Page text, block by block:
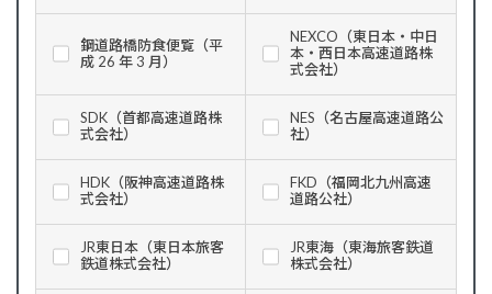
鋼道路橋防食便覧（平
成 26 年 3 月）
NEXCO（東日本・中日
本・西日本高速道路株
式会社）
SDK（首都高速道路株
式会社）
NES（名古屋高速道路公
社）
HDK（阪神高速道路株
式会社）
FKD（福岡北九州高速
道路公社）
JR東日本（東日本旅客
鉄道株式会社）
JR東海（東海旅客鉄道
株式会社）